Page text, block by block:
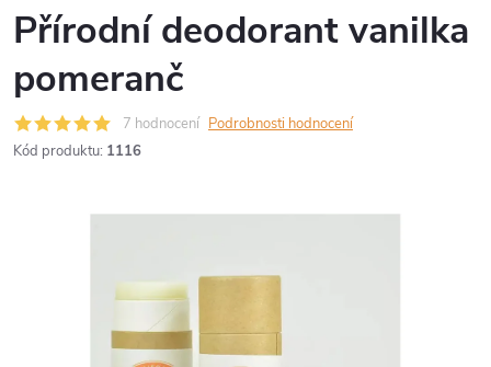
Přírodní deodorant vanilka
pomeranč
7 hodnocení Podrobnosti hodnocení
Kód produktu: 1116